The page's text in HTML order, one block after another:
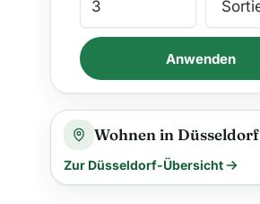
Anwenden
Wohnen in Düsseldorf
Zur Düsseldorf-Übersicht